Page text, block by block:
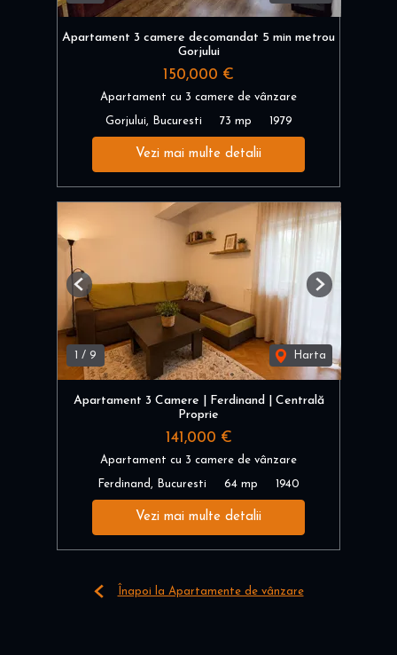
Apartament 3 camere decomandat 5 min metrou
Gorjului
150,000 €
Apartament cu 3 camere de vânzare
Gorjului, Bucuresti 73 mp 1979
Vezi mai multe detalii
1 / 9 Harta
Previous Next
Apartament 3 Camere | Ferdinand | Centrală
Proprie
141,000 €
Apartament cu 3 camere de vânzare
Ferdinand, Bucuresti 64 mp 1940
Vezi mai multe detalii
Înapoi la Apartamente de vânzare